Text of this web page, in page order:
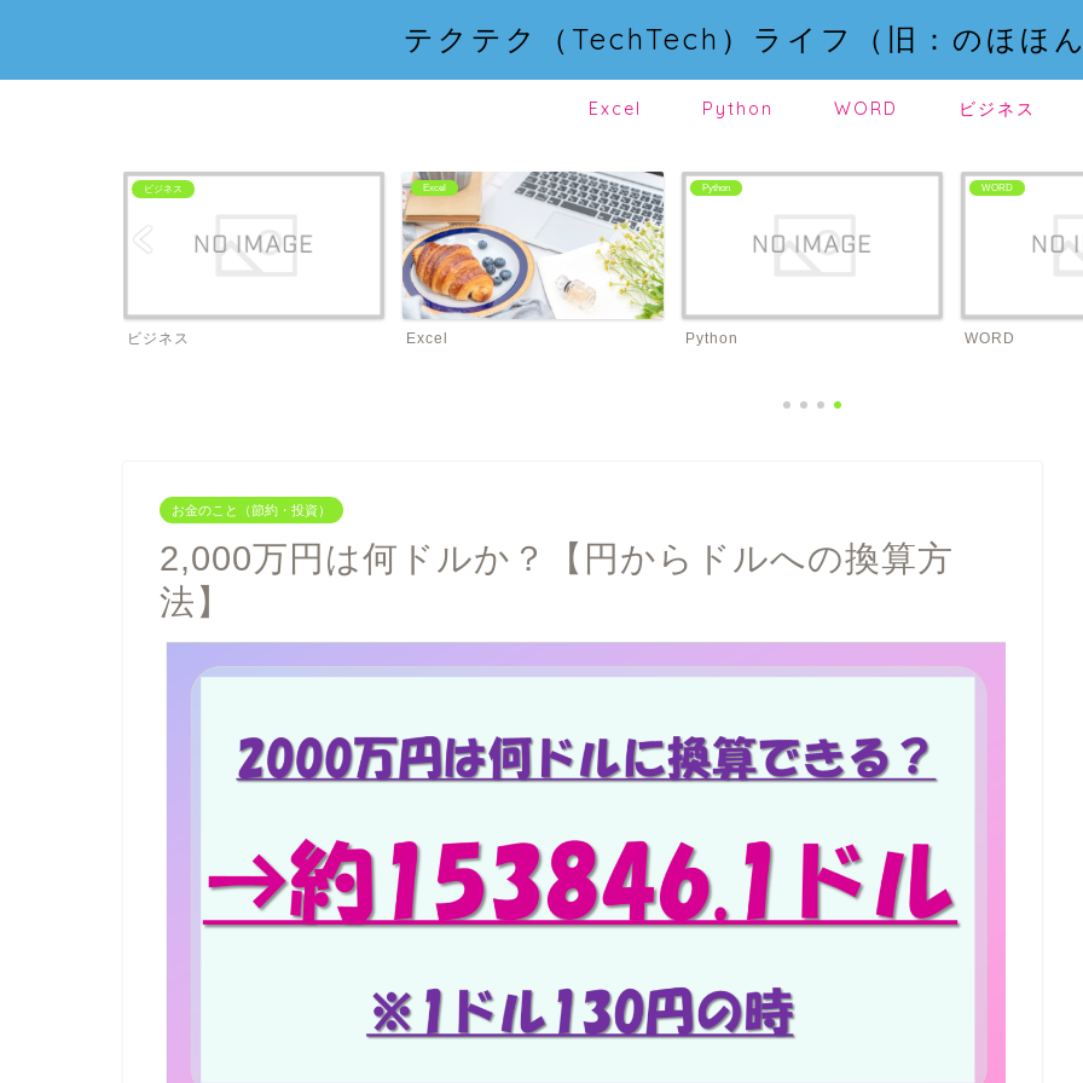
テクテク（TechTech）ライフ（旧：のほほん
Excel Python WORD ビジネス
ビジネス
ビジネス
Excel
Excel
Python
Python
WORD
WORD
お金のこと（節約・投資）
2,000万円は何ドルか？【円からドルへの換算方
法】